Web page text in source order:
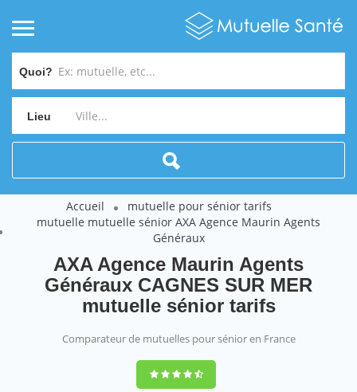
Quoi?
Lieu
Accueil
mutuelle pour sénior tarifs
mutuelle mutuelle sénior AXA Agence Maurin Agents
Généraux
AXA Agence Maurin Agents
Généraux CAGNES SUR MER
mutuelle sénior tarifs
Comparateur de mutuelles pour sénior en France